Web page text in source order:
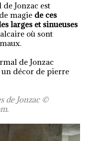
Jonzac est
magie de ces
larges et sinueuses
où sont
de Jonzac
un décor de pierre
de Jonzac ©